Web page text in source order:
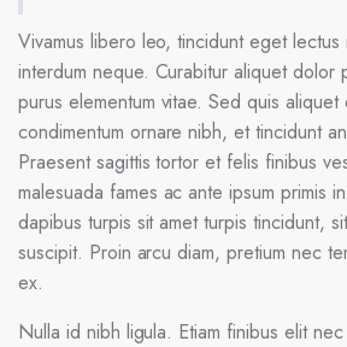
Vivamus libero leo, tincidunt eget lectus
interdum neque. Curabitur aliquet dolor
purus elementum vitae. Sed quis
condimentum ornare nibh, et tincidunt
Praesent sagittis tortor et felis finibus
malesuada fames ac ante ipsum primis
dapibus turpis sit amet turpis tincidunt,
suscipit. Proin arcu diam, pretium nec
ex.
Nulla id nibh ligula. Etiam finibus elit